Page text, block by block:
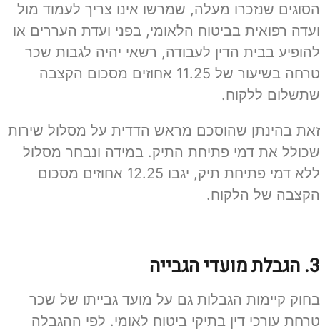
הסוגים שנזכרו מעלה, שמרשו אינו צריך לעמוד מול
ועדה רפואית בביטוח הלאומי, בפני ועדת העררים או
להופיע בבית הדין לעבודה, רשאי יהיה לגבות שכר
טרחה בשיעור של 11.25 אחוזים מסכום הקצבה
שתשלום ללקוח.
זאת בהינתן שהוסכם מראש הדדית על מסלול שירות
שכולל את דמי פתיחת התיק. במידה ונבחר מסלול
ללא דמי פתיחת תיק, יגבו 12.25 אחוזים מסכום
הקצבה של הלקוח.
3. הגבלת מועדי הגבייה
בחוק קיימות הגבלות גם על מועד גבייתו של שכר
טרחת עורכי דין בתיקי ביטוח לאומי. לפי ההגבלה